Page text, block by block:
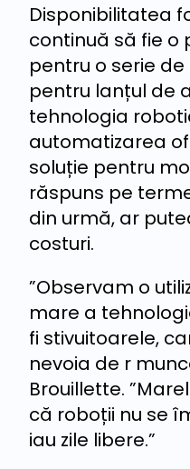
Disponibilitatea
continuă să fie
pentru o serie de
pentru lanțul de
tehnologia
automatizarea
soluție pentru
răspuns pe
din urmă, ar
costuri.
”Observam o
mare a
fi stivuitoarele,
nevoia de r
Brouillette.
că roboții nu se
iau zile libere.”